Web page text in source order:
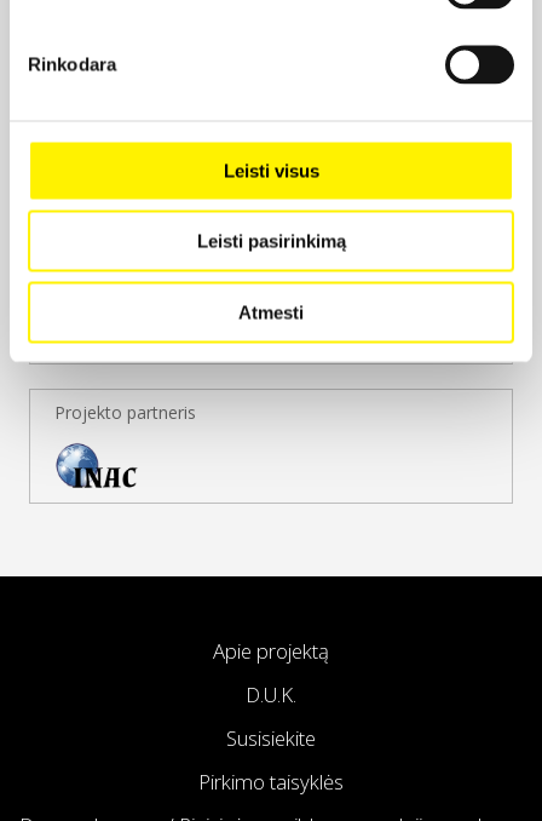
Rinkodara
Leisti visus
Leisti pasirinkimą
Atmesti
Projekto partneris
Projekto partneris
Projekto partneris
Apie projektą
D.U.K.
Susisiekite
Pirkimo taisyklės